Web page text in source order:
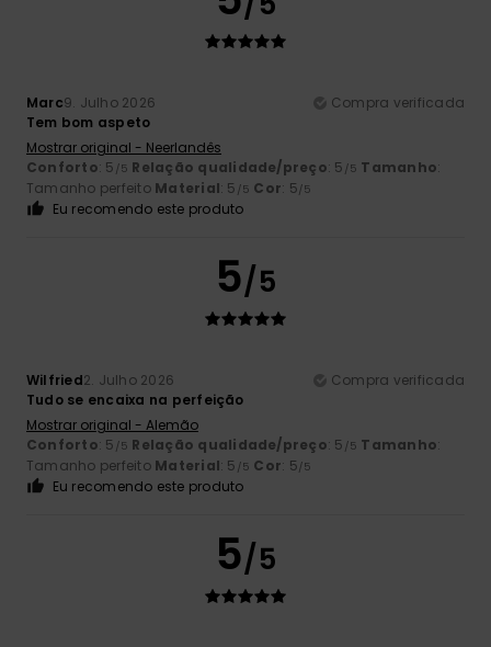
Marc9. Julho 2026
Compra verificada
Tem bom aspeto
Mostrar original - Neerlandês
Conforto: 5 /5 Relação qualidade/preço: 5 /5 Tamanho:
Tamanho perfeito Material: 5 /5 Cor: 5/5
Eu recomendo este produto
5/5
Wilfried2. Julho 2026
Compra verificada
Tudo se encaixa na perfeição
Mostrar original - Alemão
Conforto: 5 /5 Relação qualidade/preço: 5 /5 Tamanho:
Tamanho perfeito Material: 5 /5 Cor: 5/5
Eu recomendo este produto
5/5